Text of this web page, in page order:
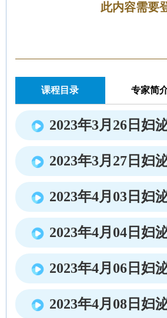
此内容需要
课程目录 专家简
2023年3月26日妇
2023年3月27日妇
2023年4月03日妇
2023年4月04日妇
2023年4月06日妇
2023年4月08日妇